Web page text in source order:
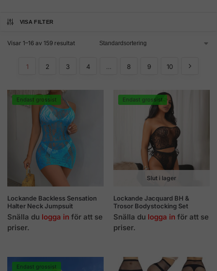
VISA FILTER
Visar 1–16 av 159 resultat
1 2 3 4 … 8 9 10
Endast grossist
Lockande Backless Sensation
Halter Neck Jumpsuit
Snälla du logga in för att se
priser.
Endast grossist
Slut i lager
Lockande Jacquard BH &
Trosor Bodystocking Set
Snälla du logga in för att se
priser.
Endast grossist